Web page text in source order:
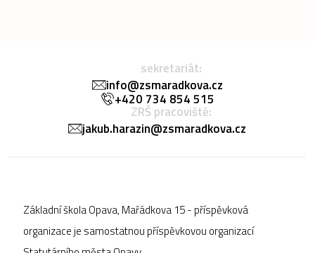
sekretariát:
info@zsmaradkova.cz
+420 734 854 515
ZRŠ pracoviště:
jakub.harazin@zsmaradkova.cz
Základní škola Opava, Mařádkova 15 - příspěvková
organizace je samostatnou příspěvkovou organizací